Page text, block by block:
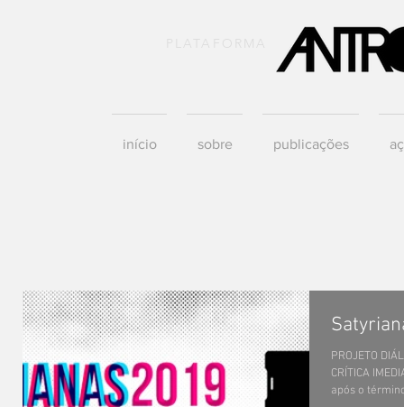
início sobre publicações
PROJETO
CRÍTICA
após o